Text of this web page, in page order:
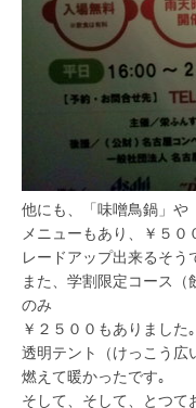
他にも、「味噌鳥鍋」や
メニューもあり、￥５
レードアップ出来るそう
また、学割限定コース
のみ
￥２５００もありました｡
透明テント（けっこう広
燃えて暖かったです｡
そして、そして、とつて